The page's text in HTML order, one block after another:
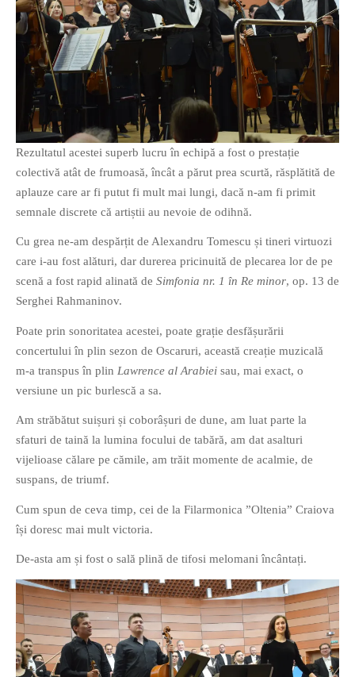
Filme-Carti.ro
Rezultatul acestei superb lucru în echipă a fost o prestație
colectivă atât de frumoasă, încât a părut prea scurtă, răsplătită de
aplauze care ar fi putut fi mult mai lungi, dacă n-am fi primit
semnale discrete că artiștii au nevoie de odihnă.
Cu grea ne-am despărțit de Alexandru Tomescu și tineri virtuozi
care i-au fost alături, dar durerea pricinuită de plecarea lor de pe
scenă a fost rapid alinată de Simfonia nr. 1 în Re minor, op. 13 de
Serghei Rahmaninov.
Poate prin sonoritatea acestei, poate grație desfășurării
concertului în plin sezon de Oscaruri, această creație muzicală
m-a transpus în plin Lawrence al Arabiei sau, mai exact, o
versiune un pic burlescă a sa.
Am străbătut suișuri și coborâșuri de dune, am luat parte la
sfaturi de taină la lumina focului de tabără, am dat asalturi
vijelioase călare pe cămile, am trăit momente de acalmie, de
suspans, de triumf.
Cum spun de ceva timp, cei de la Filarmonica ”Oltenia” Craiova
își doresc mai mult victoria.
De-asta am și fost o sală plină de tifosi melomani încântați.